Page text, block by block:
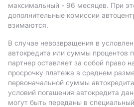
максимальный - 96 месяцев. При
дополнительные комиссии
взимаются.
В случае невозвращения в
автокредита или суммы процентов
партнер оставляет за собой право
просрочку платежа в среднем
первоначальной суммы
условий погашения автокредита
могут быть переданы в